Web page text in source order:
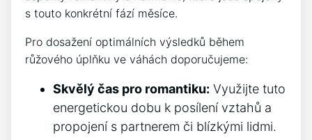
s touto konkrétní fází měsíce.
Pro ‌dosažení optimálních‍ výsledků během
růžového úplňku​ ve váhách doporučujeme:
Skvělý čas ⁢pro romantiku: Využijte tuto
⁢energetickou dobu k ⁤posílení ‌vztahů‍ a
‌propojení s partnerem⁣ či ‍blízkými lidmi.